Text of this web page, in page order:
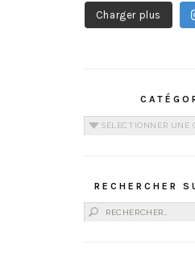
Charger plus
Catégories
RECHERCHER
Rechercher :